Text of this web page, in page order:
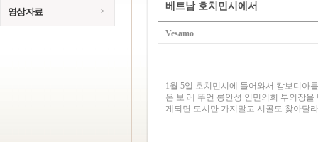
영상자료
베트남 호치민시에서
Vesamo
1월 5일 호치민시에 들어와서 캄보디아
온 보 레 뚜언 롱안성 인민의회 부의장
게되면 도시만 가지말고 시골도 찾아달